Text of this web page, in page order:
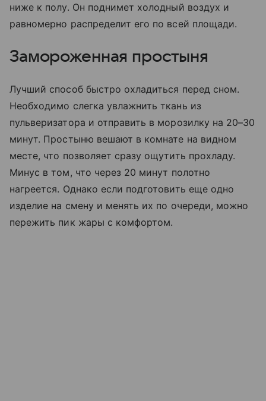
ниже к полу. Он поднимет холодный воздух и
равномерно распределит его по всей площади.
Замороженная простыня
Лучший способ быстро охладиться перед сном.
Необходимо слегка увлажнить ткань из
пульверизатора и отправить в морозилку на 20–30
минут. Простыню вешают в комнате на видном
месте, что позволяет сразу ощутить прохладу.
Минус в том, что через 20 минут полотно
нагреется. Однако если подготовить еще одно
изделие на смену и менять их по очереди, можно
пережить пик жары с комфортом.